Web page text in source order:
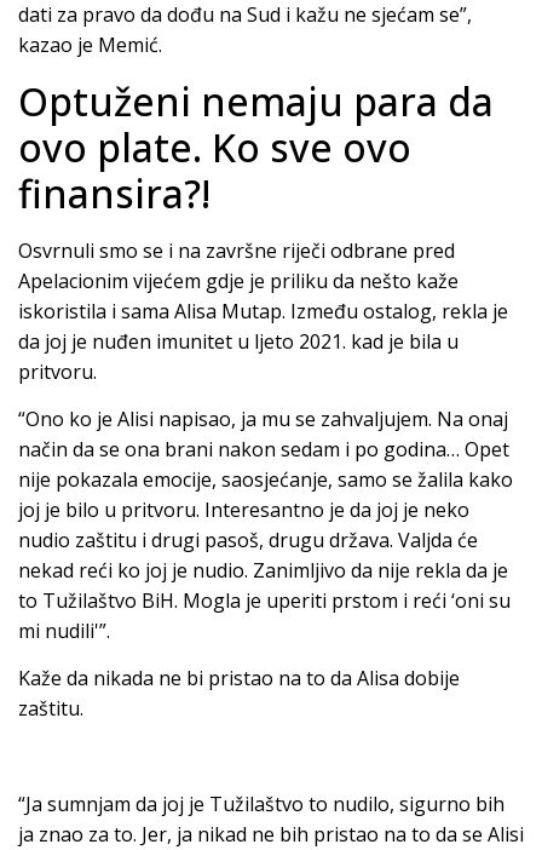
dati za pravo da dođu na Sud i kažu ne sjećam se”,
kazao je Memić.
Optuženi nemaju para da
ovo plate. Ko sve ovo
finansira?!
Osvrnuli smo se i na završne riječi odbrane pred
Apelacionim vijećem gdje je priliku da nešto kaže
iskoristila i sama Alisa Mutap. Između ostalog, rekla je
da joj je nuđen imunitet u ljeto 2021. kad je bila u
pritvoru.
“Ono ko je Alisi napisao, ja mu se zahvaljujem. Na onaj
način da se ona brani nakon sedam i po godina… Opet
nije pokazala emocije, saosjećanje, samo se žalila kako
joj je bilo u pritvoru. Interesantno je da joj je neko
nudio zaštitu i drugi pasoš, drugu država. Valjda će
nekad reći ko joj je nudio. Zanimljivo da nije rekla da je
to Tužilaštvo BiH. Mogla je uperiti prstom i reći ‘oni su
mi nudili'”.
Kaže da nikada ne bi pristao na to da Alisa dobije
zaštitu.
“Ja sumnjam da joj je Tužilaštvo to nudilo, sigurno bih
ja znao za to. Jer, ja nikad ne bih pristao na to da se Alisi